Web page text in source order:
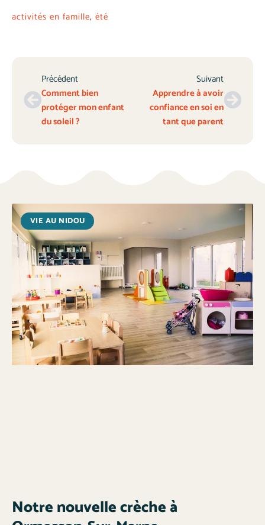
activités en famille, été
Précédent
Comment bien
protéger mon enfant
du soleil ?
Suivant
Apprendre à avoir
confiance en soi en
tant que parent
VIE AU NIDOU
Notre nouvelle crèche à